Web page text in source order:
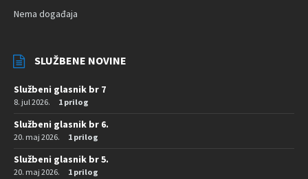
Nema događaja
SLUŽBENE NOVINE
Službeni glasnik br 7
8. jul 2026. 1 prilog
Službeni glasnik br 6.
20. maj 2026. 1 prilog
Službeni glasnik br 5.
20. maj 2026. 1 prilog